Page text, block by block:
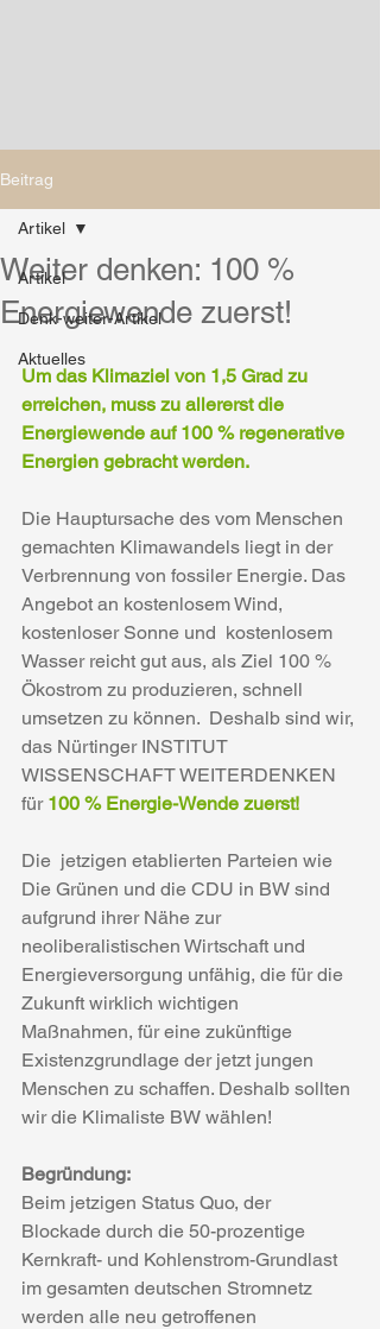
Beitrag
Artikel
Denk-weiter-Artikel
Aktuelles
Artikel
Weiter denken: 100 %
Energiewende zuerst!
Um das Klimaziel von 1,5 Grad zu
erreichen, muss zu allererst die
Energiewende auf 100 % regenerative
Energien gebracht werden.
Die Hauptursache des vom Menschen
gemachten Klimawandels liegt in der
Verbrennung von fossiler Energie. Das
Angebot an kostenlosem Wind,
kostenloser Sonne und  kostenlosem
Wasser reicht gut aus, als Ziel 100 %
Ökostrom zu produzieren, schnell
umsetzen zu können.  Deshalb sind wir,
das Nürtinger INSTITUT
WISSENSCHAFT WEITERDENKEN
für 100 % Energie-Wende zuerst!
Die  jetzigen etablierten Parteien wie
Die Grünen und die CDU in BW sind
aufgrund ihrer Nähe zur
neoliberalistischen Wirtschaft und
Energieversorgung unfähig, die für die
Zukunft wirklich wichtigen
Maßnahmen, für eine zukünftige
Existenzgrundlage der jetzt jungen
Menschen zu schaffen. Deshalb sollten
wir die Klimaliste BW wählen!
Begründung:
Beim jetzigen Status Quo, der
Blockade durch die 50-prozentige
Kernkraft- und Kohlenstrom-Grundlast
im gesamten deutschen Stromnetz
werden alle neu getroffenen